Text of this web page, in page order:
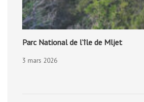
Parc National de l’île de Mljet
3 mars 2026